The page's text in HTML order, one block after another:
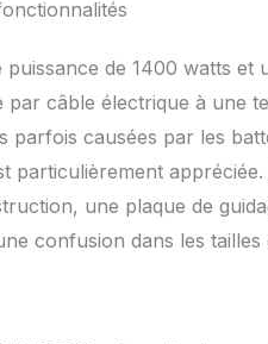
de 1400 watts
par câble électrique à une
causées par les
particulièrement
une plaque de
confusion dans les